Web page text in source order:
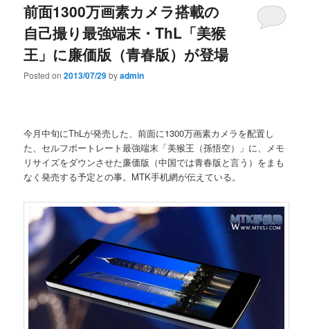
前面1300万画素カメラ搭載の
自己撮り最強端末・ThL「美猴
王」に廉価版（青春版）が登場
Posted on2013/07/29byadmin
今月中旬にThLが発売した、前面に1300万画素カメラを配置し
た、セルフポートレート最強端末「美猴王（孫悟空）」に、メモ
リサイズをダウンさせた廉価版（中国では青春版と言う）をまも
なく発売する予定との事。MTK手机網が伝えている。